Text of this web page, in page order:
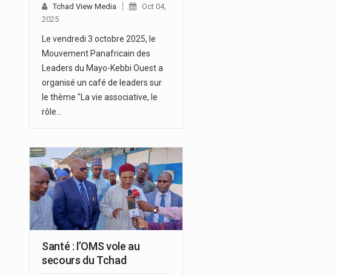
Tchad View Media
Oct 04,
2025
Le vendredi 3 octobre 2025, le
Mouvement Panafricain des
Leaders du Mayo-Kebbi Ouest a
organisé un café de leaders sur
le thème "La vie associative, le
rôle…
Santé : l’OMS vole au
secours du Tchad